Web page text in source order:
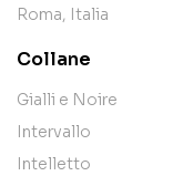
Roma, Italia
Collane
Gialli e Noire
Intervallo
Intelletto